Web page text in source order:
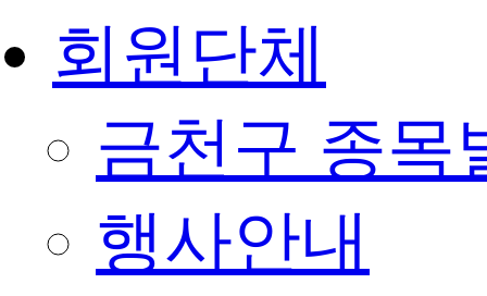
회원단체
금천구 종목
행사안내